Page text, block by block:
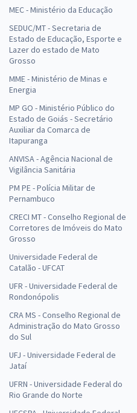
MEC - Ministério da Educação
SEDUC/MT - Secretaria de
Estado de Educação, Esporte e
Lazer do estado de Mato
Grosso
MME - Ministério de Minas e
Energia
MP GO - Ministério Público do
Estado de Goiás - Secretário
Auxiliar da Comarca de
Itapuranga
ANVISA - Agência Nacional de
Vigilância Sanitária
PM PE - Polícia Militar de
Pernambuco
CRECI MT - Conselho Regional de
Corretores de Imóveis do Mato
Grosso
Universidade Federal de
Catalão - UFCAT
UFR - Universidade Federal de
Rondonópolis
CRA MS - Conselho Regional de
Administração do Mato Grosso
do Sul
UFJ - Universidade Federal de
Jataí
UFRN - Universidade Federal do
Rio Grande do Norte